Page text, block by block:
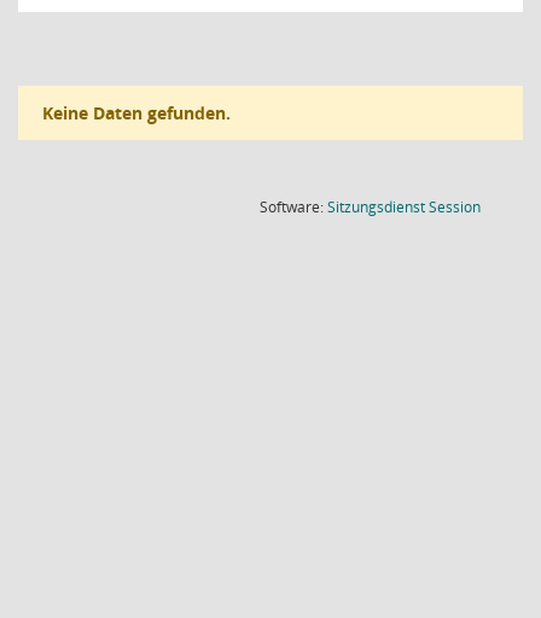
Keine Daten gefunden.
Software:SitzungsdienstSession(Wird in